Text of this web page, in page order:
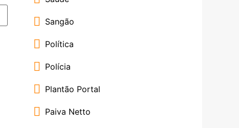
Sangão
Política
Polícia
Plantão Portal
Paiva Netto